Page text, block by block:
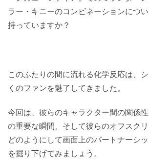
ラー・キニーのコンビネーションにつ
持っていますか？
このふたりの間に流れる化学反応は、
くのファンを魅了してきました。
今回は、彼らのキャラクター間の関係
の重要な瞬間、そして彼らのオフスクリ
どのようにして画面上のパートナーシ
を掘り下げてみましょう。